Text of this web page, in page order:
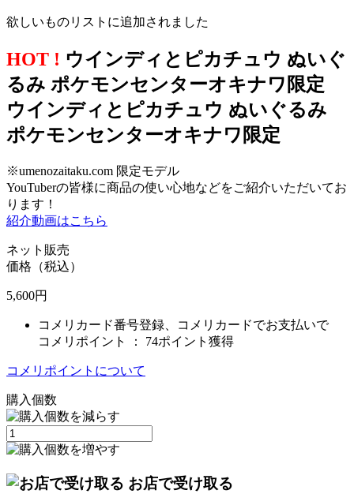
欲しいものリストに追加されました
HOT ! ウインディとピカチュウ ぬいぐ
るみ ポケモンセンターオキナワ限定
ウインディとピカチュウ ぬいぐるみ
ポケモンセンターオキナワ限定
※umenozaitaku.com 限定モデル
YouTuberの皆様に商品の使い心地などをご紹介いただいてお
ります！
紹介動画はこちら
ネット販売
価格（税込）
5,600円
コメリカード番号登録、コメリカードでお支払いで
コメリポイント ： 74ポイント獲得
コメリポイントについて
購入個数
お店で受け取る